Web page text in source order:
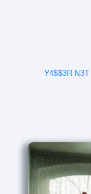
Y4$$3R N3T